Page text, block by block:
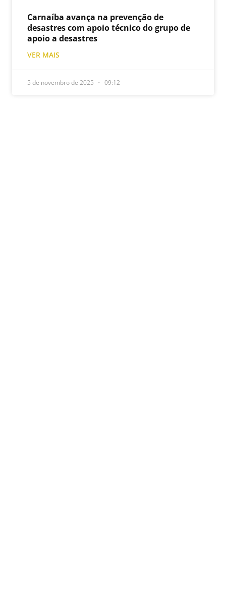
Carnaíba avança na prevenção de
desastres com apoio técnico do grupo de
apoio a desastres
VER MAIS
5 de novembro de 2025 09:12